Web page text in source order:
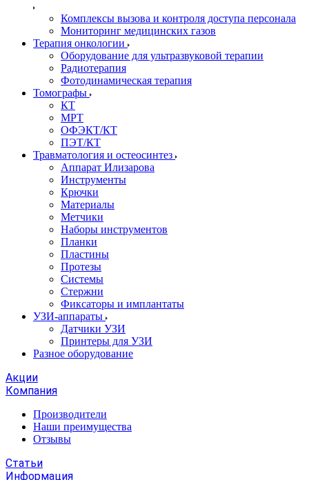
Комплексы вызова и контроля доступа персонала
Мониторинг медицинских газов
Терапия онкологии
Оборудование для ультразвуковой терапии
Радиотерапия
Фотодинамическая терапия
Томографы
КТ
МРТ
ОФЭКТ/КТ
ПЭТ/КТ
Травматология и остеосинтез
Аппарат Илизарова
Инструменты
Крючки
Материалы
Метчики
Наборы инструментов
Планки
Пластины
Протезы
Системы
Стержни
Фиксаторы и имплантаты
УЗИ-аппараты
Датчики УЗИ
Принтеры для УЗИ
Разное оборудование
Акции
Компания
Производители
Наши преимущества
Отзывы
Статьи
Информация